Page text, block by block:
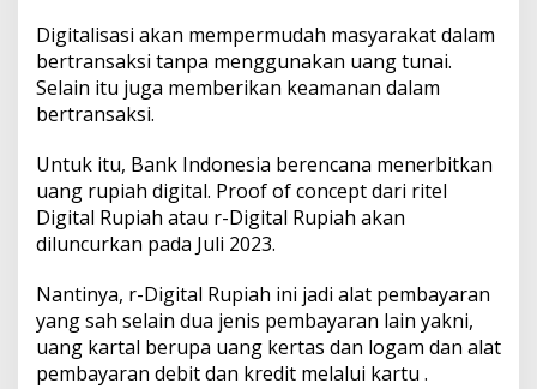
B
r
t
n
s
a
k
s
Digitalisasi akan mempermudah masyarakat dalam
bertransaksi tanpa menggunakan uang tunai.
Selain itu juga memberikan keamanan dalam
bertransaksi.
Untuk itu, Bank Indonesia berencana menerbitkan
uang rupiah digital. Proof of concept dari ritel
Digital Rupiah atau r-Digital Rupiah akan
diluncurkan pada Juli 2023.
Nantinya, r-Digital Rupiah ini jadi alat pembayaran
yang sah selain dua jenis pembayaran lain yakni,
uang kartal berupa uang kertas dan logam dan alat
pembayaran debit dan kredit melalui kartu .